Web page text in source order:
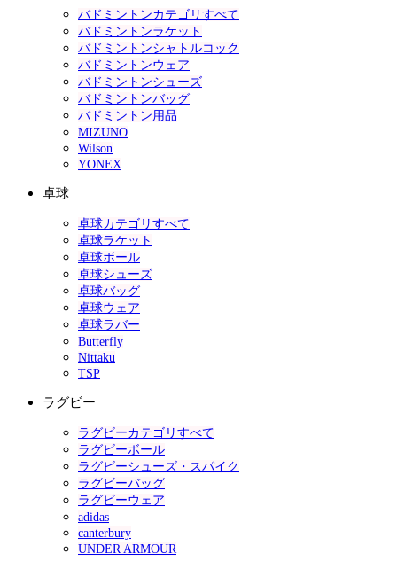
バドミントンカテゴリすべて
バドミントンラケット
バドミントンシャトルコック
バドミントンウェア
バドミントンシューズ
バドミントンバッグ
バドミントン用品
MIZUNO
Wilson
YONEX
卓球
卓球カテゴリすべて
卓球ラケット
卓球ボール
卓球シューズ
卓球バッグ
卓球ウェア
卓球ラバー
Butterfly
Nittaku
TSP
ラグビー
ラグビーカテゴリすべて
ラグビーボール
ラグビーシューズ・スパイク
ラグビーバッグ
ラグビーウェア
adidas
canterbury
UNDER ARMOUR